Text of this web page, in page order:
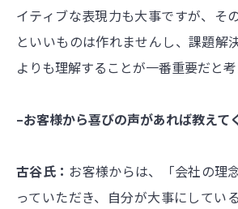
イティブな表現力も大事ですが、そ
といいものは作れませんし、課題解
よりも理解することが一番重要だと考
–お客様から喜びの声があれば教えて
古谷氏： お客様からは、「会社の理
っていただき、自分が大事にしてい